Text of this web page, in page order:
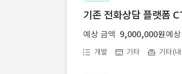
기존 전화상담 플랫폼
예상 금액 9,000,000원 예
개발 기타 기타(